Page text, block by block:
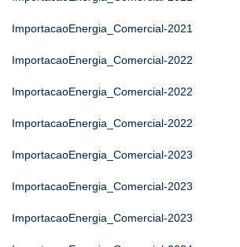
ImportacaoEnergia_Comercial-2021
ImportacaoEnergia_Comercial-2022
ImportacaoEnergia_Comercial-2022
ImportacaoEnergia_Comercial-2022
ImportacaoEnergia_Comercial-2023
ImportacaoEnergia_Comercial-2023
ImportacaoEnergia_Comercial-2023